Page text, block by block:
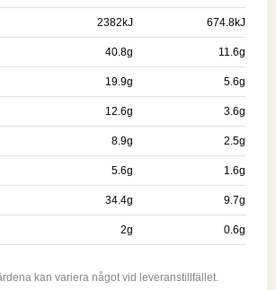
2382kJ 674.8kJ
40.8g 11.6g
19.9g 5.6g
12.6g 3.6g
8.9g 2.5g
5.6g 1.6g
34.4g 9.7g
2g 0.6g
kan variera något vid leveranstillfället.